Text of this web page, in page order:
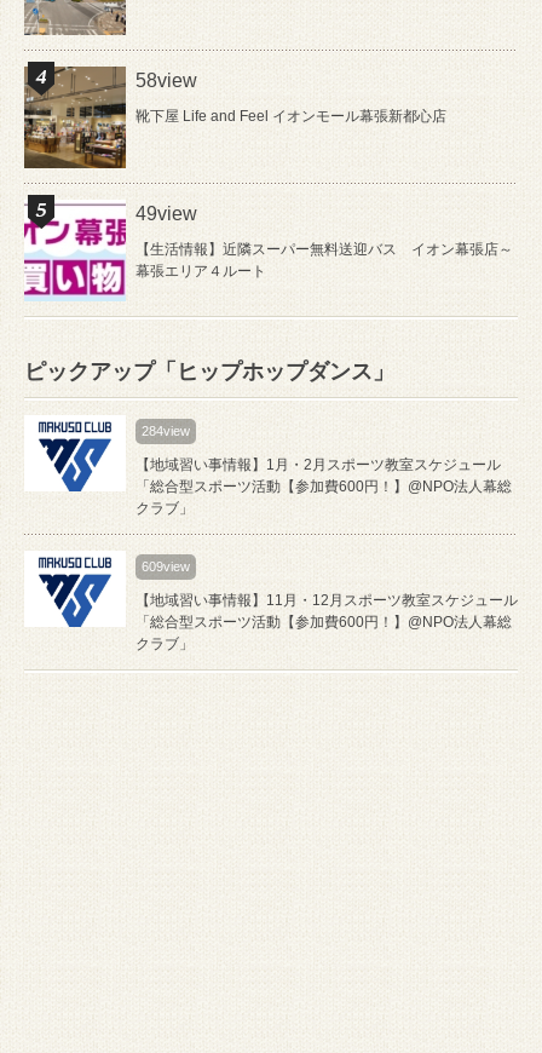
58view
靴下屋 Life and Feel イオンモール幕張新都心店
49view
【生活情報】近隣スーパー無料送迎バス イオン幕張店～
幕張エリア４ルート
ピックアップ「ヒップホップダンス」
284view
【地域習い事情報】1月・2月スポーツ教室スケジュール
「総合型スポーツ活動【参加費600円！】@NPO法人幕総
クラブ」
609view
【地域習い事情報】11月・12月スポーツ教室スケジュール
「総合型スポーツ活動【参加費600円！】@NPO法人幕総
クラブ」